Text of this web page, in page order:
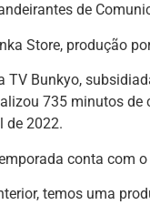
de
Store, produção
TV Bunkyo,
735 minutos
de 2022.
conta com
temos uma